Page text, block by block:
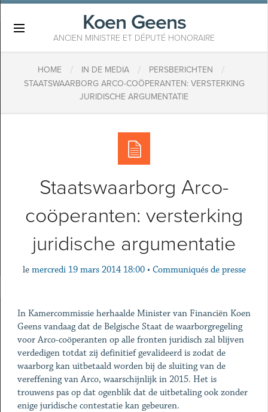
Koen Geens
ANCIEN MINISTRE ET DÉPUTÉ HONORAIRE
HOME / IN DE MEDIA / PERSBERICHTEN /
STAATSWAARBORG ARCO-COÖPERANTEN: VERSTERKING
JURIDISCHE ARGUMENTATIE
Staatswaarborg Arco-
coöperanten: versterking
juridische argumentatie
le mercredi 19 mars 2014 18:00 • Communiqués de presse
In Kamercommissie herhaalde Minister van Financiën Koen
Geens vandaag dat de Belgische Staat de waarborgregeling
voor Arco-coöperanten op alle fronten juridisch zal blijven
verdedigen totdat zij definitief gevalideerd is zodat de
waarborg kan uitbetaald worden bij de sluiting van de
vereffening van Arco, waarschijnlijk in 2015. Het is
trouwens pas op dat ogenblik dat de uitbetaling ook zonder
enige juridische contestatie kan gebeuren.